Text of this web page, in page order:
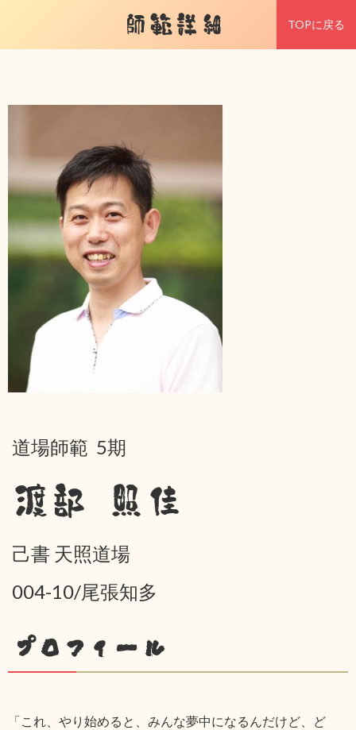
師範詳細 TOPに戻る
道場師範 5期
渡部 照佳
己書 天照道場
004-10/尾張知多
プロフィール
「これ、やり始めると、みんな夢中になるんだけど、ど